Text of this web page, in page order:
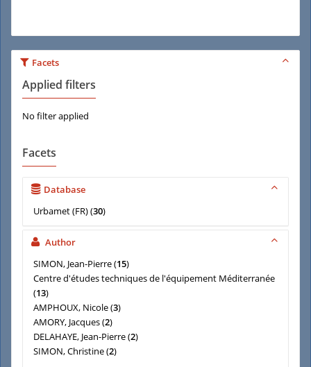
Facets
Applied filters
No filter applied
Facets
Database
Urbamet (FR)(30)
Author
SIMON, Jean-Pierre(15)
Centre d'études techniques de l'équipement Méditerranée
(13)
AMPHOUX, Nicole(3)
AMORY, Jacques(2)
DELAHAYE, Jean-Pierre(2)
SIMON, Christine(2)